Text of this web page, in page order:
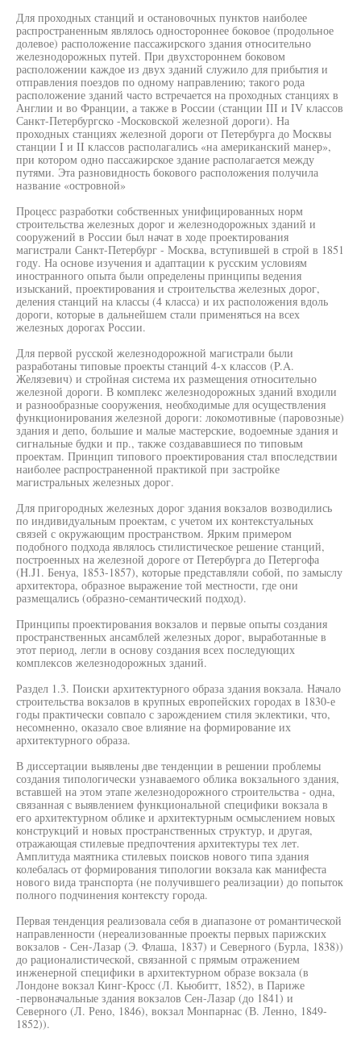
Для проходных станций и остановочных пунктов наиболее
распространенным являлось одностороннее боковое (продольное
долевое) расположение пассажирского здания относительно
железнодорожных путей. При двухстороннем боковом
расположении каждое из двух зданий служило для прибытия и
отправления поездов по одному направлению; такого рода
расположение зданий часто встречается на проходных станциях в
Англии и во Франции, а также в России (станции III и IV классов
Санкт-Петербургско -Московской железной дороги). На
проходных станциях железной дороги от Петербурга до Москвы
станции I и II классов располагались «на американский манер»,
при котором одно пассажирское здание располагается между
путями. Эта разновидность бокового расположения получила
название «островной»
Процесс разработки собственных унифицированных норм
строительства железных дорог и железнодорожных зданий и
сооружений в России был начат в ходе проектирования
магистрали Санкт-Петербург - Москва, вступившей в строй в 1851
году. На основе изучения и адаптации к русским условиям
иностранного опыта были определены принципы ведения
изысканий, проектирования и строительства железных дорог,
деления станций на классы (4 класса) и их расположения вдоль
дороги, которые в дальнейшем стали применяться на всех
железных дорогах России.
Для первой русской железнодорожной магистрали были
разработаны типовые проекты станций 4-х классов (P.A.
Желязевич) и стройная система их размещения относительно
железной дороги. В комплекс железнодорожных зданий входили
и разнообразные сооружения, необходимые для осуществления
функционирования железной дороги: локомотивные (паровозные)
здания и депо, большие и малые мастерские, водоемные здания и
сигнальные будки и пр., также создававшиеся по типовым
проектам. Принцип типового проектирования стал впоследствии
наиболее распространенной практикой при застройке
магистральных железных дорог.
Для пригородных железных дорог здания вокзалов возводились
по индивидуальным проектам, с учетом их контекстуальных
связей с окружающим пространством. Ярким примером
подобного подхода являлось стилистическое решение станций,
построенных на железной дороге от Петербурга до Петергофа
(H.J1. Бенуа, 1853-1857), которые представляли собой, по замыслу
архитектора, образное выражение той местности, где они
размещались (образно-семантический подход).
Принципы проектирования вокзалов и первые опыты создания
пространственных ансамблей железных дорог, выработанные в
этот период, легли в основу создания всех последующих
комплексов железнодорожных зданий.
Раздел 1.3. Поиски архитектурного образа здания вокзала. Начало
строительства вокзалов в крупных европейских городах в 1830-е
годы практически совпало с зарождением стиля эклектики, что,
несомненно, оказало свое влияние на формирование их
архитектурного образа.
В диссертации выявлены две тенденции в решении проблемы
создания типологически узнаваемого облика вокзального здания,
вставшей на этом этапе железнодорожного строительства - одна,
связанная с выявлением функциональной специфики вокзала в
его архитектурном облике и архитектурным осмыслением новых
конструкций и новых пространственных структур, и другая,
отражающая стилевые предпочтения архитектуры тех лет.
Амплитуда маятника стилевых поисков нового типа здания
колебалась от формирования типологии вокзала как манифеста
нового вида транспорта (не получившего реализации) до попыток
полного подчинения контексту города.
Первая тенденция реализовала себя в диапазоне от романтической
направленности (нереализованные проекты первых парижских
вокзалов - Сен-Лазар (Э. Флаша, 1837) и Северного (Бурла, 1838))
до рационалистической, связанной с прямым отражением
инженерной специфики в архитектурном образе вокзала (в
Лондоне вокзал Кинг-Кросс (Л. Кьюбитт, 1852), в Париже
-первоначальные здания вокзалов Сен-Лазар (до 1841) и
Северного (Л. Рено, 1846), вокзал Монпарнас (В. Ленно, 1849-
1852)).